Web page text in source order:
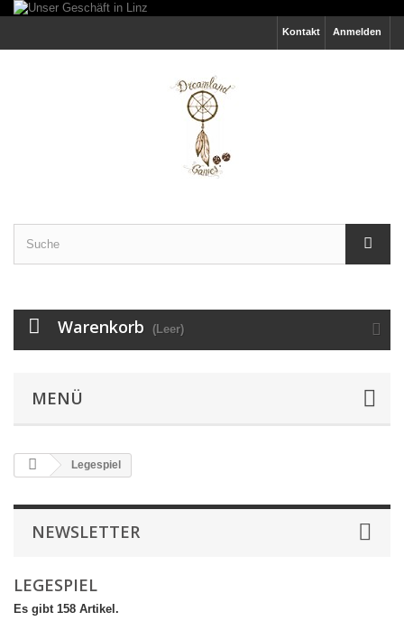
Anmelden
Kontakt
Warenkorb (Leer)
MENÜ
Legespiel
NEWSLETTER
LEGESPIEL
Es gibt 158 Artikel.